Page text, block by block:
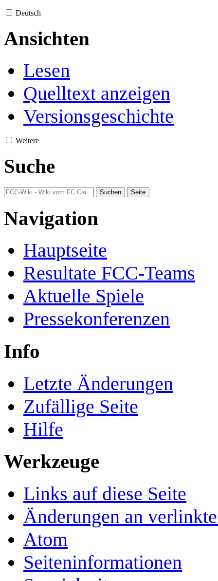
Deutsch
Ansichten
Lesen
Quelltext anzeigen
Versionsgeschichte
Weitere
Suche
Navigation
Hauptseite
Resultate FCC-Teams
Aktuelle Spiele
Pressekonferenzen
Info
Letzte Änderungen
Zufällige Seite
Hilfe
Werkzeuge
Links auf diese Seite
Änderungen an
Atom
Seiten­­informationen